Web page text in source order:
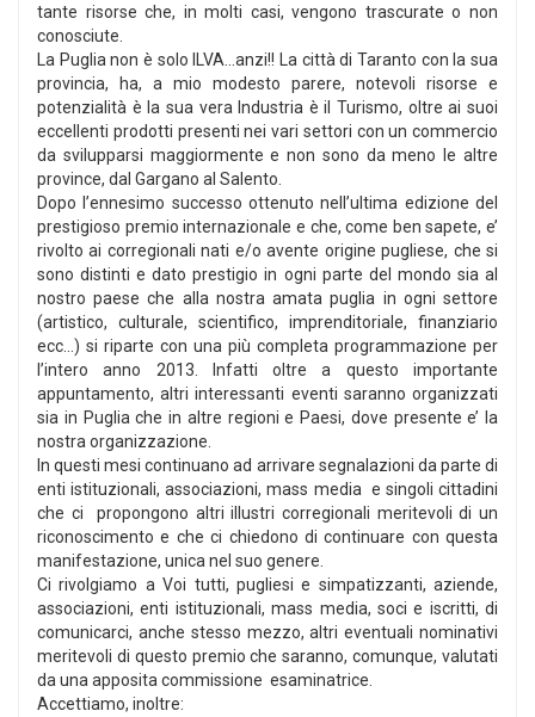
tante risorse che, in molti casi, vengono trascurate o non
conosciute.
La Puglia non è solo ILVA...anzi!! La città di Taranto con la sua
provincia, ha, a mio modesto parere, notevoli risorse e
potenzialità è la sua vera Industria è il Turismo, oltre ai suoi
eccellenti prodotti presenti nei vari settori con un commercio
da svilupparsi maggiormente e non sono da meno le altre
province, dal Gargano al Salento.
Dopo l’ennesimo successo ottenuto nell’ultima edizione del
prestigioso premio internazionale e che, come ben sapete, e’
rivolto ai corregionali nati e/o avente origine pugliese, che si
sono distinti e dato prestigio in ogni parte del mondo sia al
nostro paese che alla nostra amata puglia in ogni settore
(artistico, culturale, scientifico, imprenditoriale, finanziario
ecc...) si riparte con una più completa programmazione per
l’intero anno 2013. Infatti oltre a questo importante
appuntamento, altri interessanti eventi saranno organizzati
sia in Puglia che in altre regioni e Paesi, dove presente e’ la
nostra organizzazione.
In questi mesi continuano ad arrivare segnalazioni da parte di
enti istituzionali, associazioni, mass media e singoli cittadini
che ci propongono altri illustri corregionali meritevoli di un
riconoscimento e che ci chiedono di continuare con questa
manifestazione, unica nel suo genere.
Ci rivolgiamo a Voi tutti, pugliesi e simpatizzanti, aziende,
associazioni, enti istituzionali, mass media, soci e iscritti, di
comunicarci, anche stesso mezzo, altri eventuali nominativi
meritevoli di questo premio che saranno, comunque, valutati
da una apposita commissione esaminatrice.
Accettiamo, inoltre: